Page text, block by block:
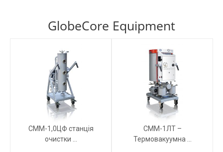
GlobeCore Equipment
СММ-1,0ЦФ станція
очистки ...
СММ-1ЛТ –
Термовакуумна ...